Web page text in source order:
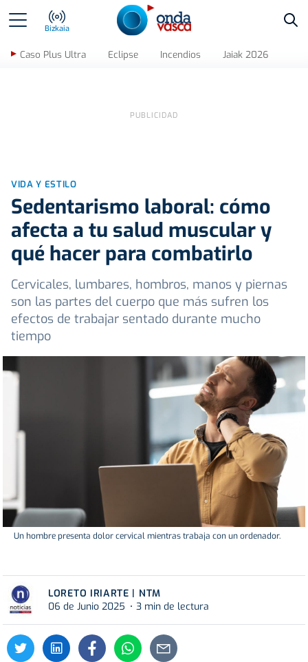
Bizkaia
Caso Plus Ultra Eclipse Incendios Jaiak 2026
VIDA Y ESTILO
Sedentarismo laboral: cómo
afecta a tu salud muscular y
qué hacer para combatirlo
Cervicales, lumbares, hombros, manos y piernas
son las partes del cuerpo que más sufren los
efectos de trabajar sentado durante mucho
tiempo
Un hombre presenta dolor cervical mientras trabaja con un ordenador.
LORETO IRIARTE | NTM
06 de Junio 2025
3 min de lectura